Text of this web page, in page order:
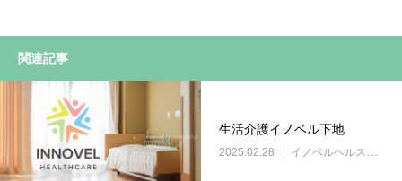
関連記事
生活介護イノベル下地
2025.02.28 イノベルヘルスケア事業所